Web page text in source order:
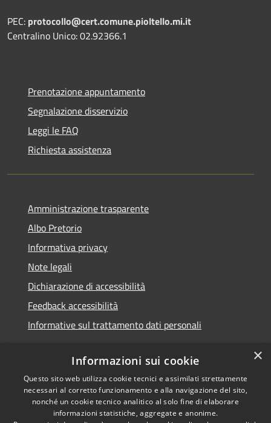
PEC: protocollo@cert.comune.pioltello.mi.it
Centralino Unico: 02.92366.1
Prenotazione appuntamento
Segnalazione disservizio
Leggi le FAQ
Richiesta assistenza
Amministrazione trasparente
Albo Pretorio
Informativa privacy
Note legali
Dichiarazione di accessibilità
Feedback accessibilità
Informative sul trattamento dati personali
RSS
Accessibilità
Copyright © 2026 • Comune di
Pioltello • Powered by
Municipium•Accesso
×
Informazioni sui cookie
Questo sito web utilizza cookie tecnici e assimilati strettamente
necessari al corretto funzionamento e alla navigazione del sito,
nonché un cookie tecnico analitico al solo fine di elaborare
informazioni statistiche, aggregate e anonime.